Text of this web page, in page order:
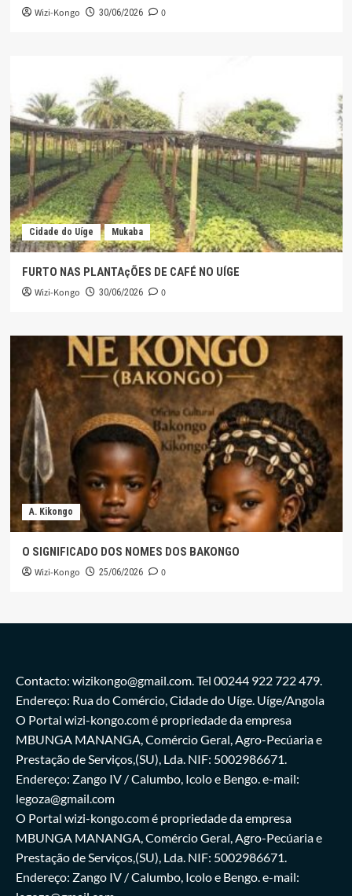
Wizi-Kongo 30/06/2026 0
Cidade do Uíge Mukaba
FURTO NAS PLANTAçÕES DE CAFÉ NO UÍGE
Wizi-Kongo 30/06/2026 0
A. Kikongo
O SIGNIFICADO DOS NOMES DOS BAKONGO
Wizi-Kongo 25/06/2026 0
Contacto: wizikongo@gmail.com. Tel 00244 922 722 479.
Endereço: Rua do Comércio, Cidade do Uíge. Uíge/Angola
O Portal wizi-kongo.com é propriedade da empresa
MBUNGA MANANGA, Comércio Geral, Agro-Pecúaria e
Prestação de Serviços,(SU), Lda. NIF: 5002986671.
Endereço: Zango IV / Calumbo, Icolo e Bengo. e-mail:
legoza@gmail.com
O Portal wizi-kongo.com é propriedade da empresa
MBUNGA MANANGA, Comércio Geral, Agro-Pecúaria e
Prestação de Serviços,(SU), Lda. NIF: 5002986671.
Endereço: Zango IV / Calumbo, Icolo e Bengo. e-mail: